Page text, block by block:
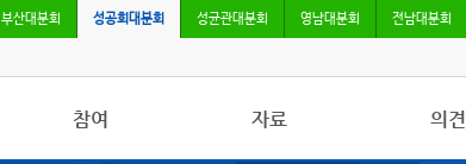
부산대분회 성공회대분회 성균관대분회 영남대분회 전남대분회
참여 자료 의견